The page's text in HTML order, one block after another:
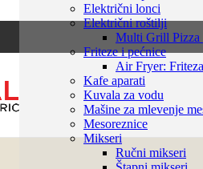
Električni lonci
Električni roštilji
Multi Grill Pizza
Friteze i pećnice
Air Fryer:
Kafe aparati
Kuvala za vodu
Mašine za mlevenje
Mesoreznice
Mikseri
Ručni mikseri